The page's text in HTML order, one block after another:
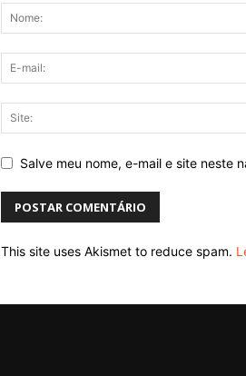
Salve meu nome, e-mail e site neste
This site uses Akismet to reduce spam.